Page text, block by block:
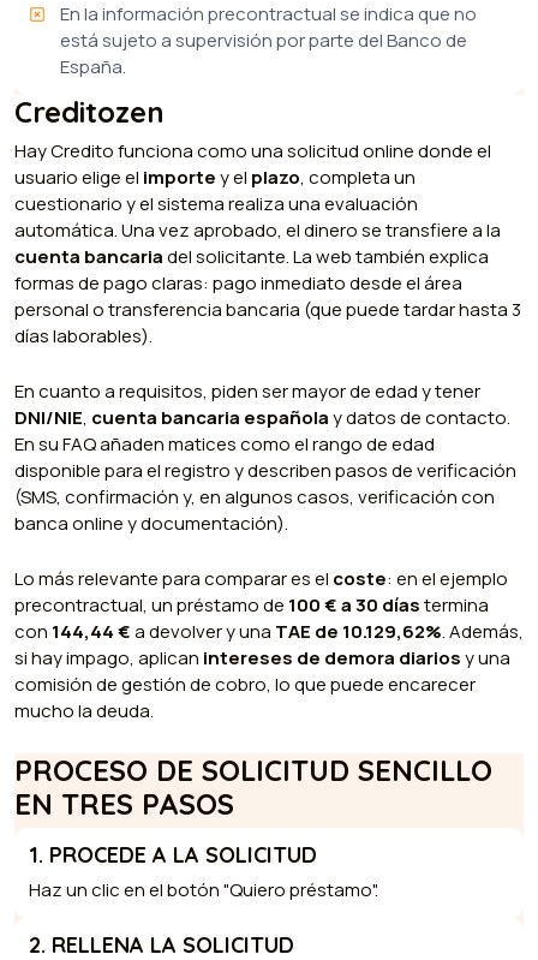
En la información precontractual se indica que no
está sujeto a supervisión por parte del Banco de
España.
Creditozen
Hay Credito funciona como una solicitud online donde el
usuario elige el importey el plazo, completa un
cuestionario y el sistema realiza una evaluación
automática. Una vez aprobado, el dinero se transfiere a la
cuenta bancariadel solicitante. La web también explica
formas de pago claras: pago inmediato desde el área
personal o transferencia bancaria (que puede tardar hasta 3
días laborables).
En cuanto a requisitos, piden ser mayor de edad y tener
DNI/NIE, cuenta bancaria españolay datos de contacto.
En su FAQ añaden matices como el rango de edad
disponible para el registro y describen pasos de verificación
(SMS, confirmación y, en algunos casos, verificación con
banca online y documentación).
Lo más relevante para comparar es el coste: en el ejemplo
precontractual, un préstamo de 100 € a 30 díastermina
con 144,44 €a devolver y una TAE de 10.129,62%. Además,
si hay impago, aplican intereses de demora diariosy una
comisión de gestión de cobro, lo que puede encarecer
mucho la deuda.
PROCESO DE SOLICITUD SENCILLO
EN TRES PASOS
1. PROCEDE A LA SOLICITUD
Haz un clic en el botón "Quiero préstamo".
2. RELLENA LA SOLICITUD